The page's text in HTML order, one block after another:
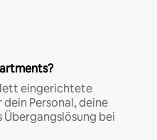
eingerichtete
Personal, deine
bei